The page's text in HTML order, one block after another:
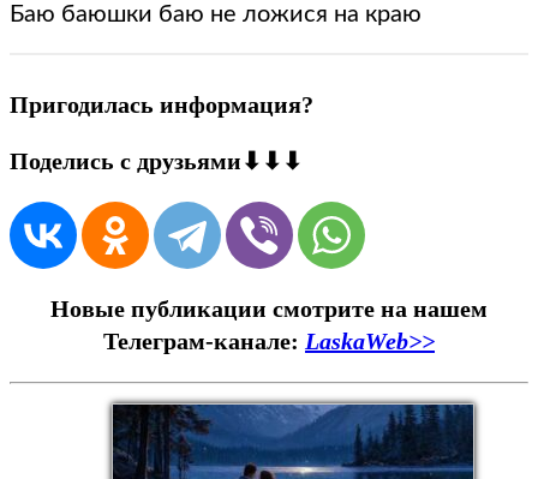
Баю баюшки баю не ложися на краю
Пригодилась информация?
Поделись с друзьями⬇⬇⬇
Новые публикации смотрите на нашем
Телеграм-канале: LaskaWeb>>